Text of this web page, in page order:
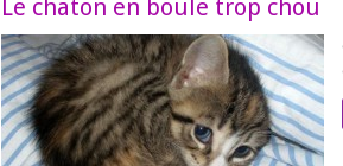
Le chaton en boule trop chou